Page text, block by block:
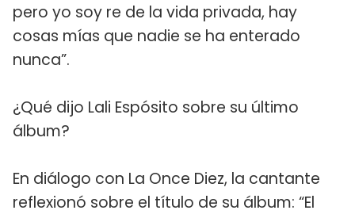
pero yo soy re de la vida privada, hay
cosas mías que nadie se ha enterado
nunca”.
¿Qué dijo Lali Espósito sobre su último
álbum?
En diálogo con La Once Diez, la cantante
reflexionó sobre el título de su álbum: “El